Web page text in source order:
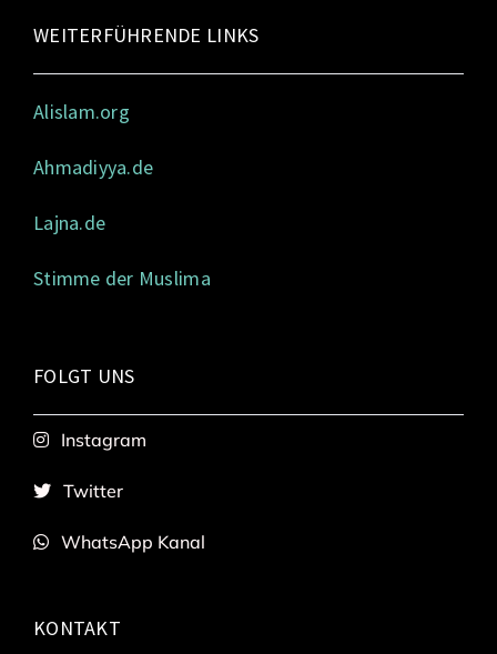
WEITERFÜHRENDE LINKS
Alislam.org
Ahmadiyya.de
Lajna.de
Stimme der Muslima
FOLGT UNS
Instagram
Twitter
WhatsApp Kanal
KONTAKT